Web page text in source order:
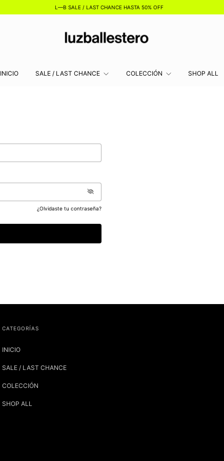
L—B SALE / LAST CHANCE HASTA 50% OFF
INICIO SALE / LAST CHANCE COLECCIÓN SHOP ALL
¿Olvidaste tu contraseña?
CATEGORÍAS
INICIO
SALE / LAST CHANCE
COLECCIÓN
SHOP ALL